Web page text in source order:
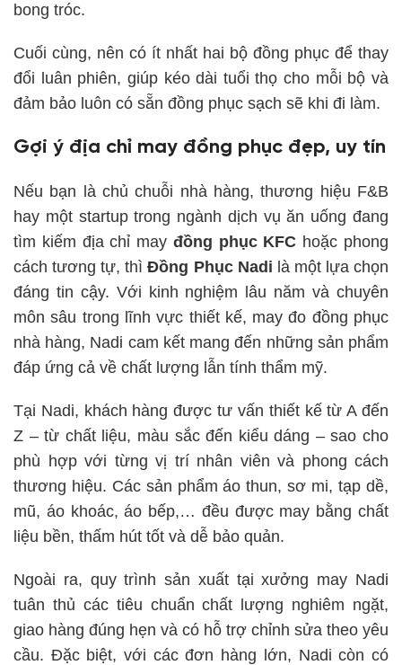
bong tróc.
Cuối cùng, nên có ít nhất hai bộ đồng phục để thay
đổi luân phiên, giúp kéo dài tuổi thọ cho mỗi bộ và
đảm bảo luôn có sẵn đồng phục sạch sẽ khi đi làm.
Gợi ý địa chỉ may đồng phục đẹp, uy tín
Nếu bạn là chủ chuỗi nhà hàng, thương hiệu F&B
hay một startup trong ngành dịch vụ ăn uống đang
tìm kiếm địa chỉ may đồng phục KFC hoặc phong
cách tương tự, thìĐồng Phục Nadi là một lựa chọn
đáng tin cậy. Với kinh nghiệm lâu năm và chuyên
môn sâu trong lĩnh vực thiết kế, may đo đồng phục
nhà hàng, Nadi cam kết mang đến những sản phẩm
đáp ứng cả về chất lượng lẫn tính thẩm mỹ.
Tại Nadi, khách hàng được tư vấn thiết kế từ A đến
Z – từ chất liệu, màu sắc đến kiểu dáng – sao cho
phù hợp với từng vị trí nhân viên và phong cách
thương hiệu. Các sản phẩm áo thun, sơ mi, tạp dề,
mũ, áo khoác, áo bếp,… đều được may bằng chất
liệu bền, thấm hút tốt và dễ bảo quản.
Ngoài ra, quy trình sản xuất tại xưởng may Nadi
tuân thủ các tiêu chuẩn chất lượng nghiêm ngặt,
giao hàng đúng hẹn và có hỗ trợ chỉnh sửa theo yêu
cầu. Đặc biệt, với các đơn hàng lớn, Nadi còn có